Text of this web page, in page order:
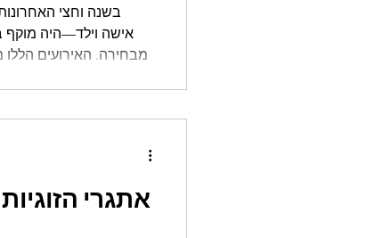
בשנה וחצי
אישה וילד—היה מוקף
מבחירה. האירועים
אתגרי